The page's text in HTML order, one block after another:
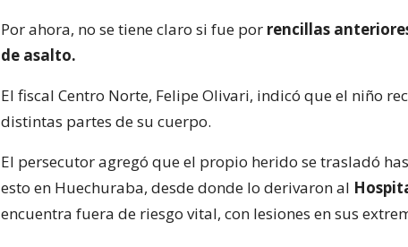
Por ahora, no se tiene claro si fue por rencillas
de asalto.
El fiscal Centro Norte, Felipe Olivari, indicó que el niño
distintas partes de su cuerpo.
El persecutor agregó que el propio herido se trasladó
esto en Huechuraba, desde donde lo derivaron al
encuentra fuera de riesgo vital, con lesiones en sus